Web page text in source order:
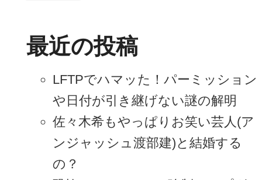
最近の投稿
LFTPでハマッた！パーミッション
や日付が引き継げない謎の解明
佐々木希もやっぱりお笑い芸人(ア
ンジャッシュ渡部建)と結婚する
の？